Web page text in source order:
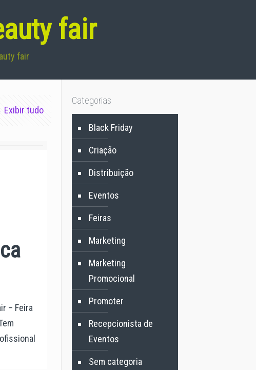
fair
fair
Exibir tudo
– Feira
Categorias
Black Friday
Criação
Distribuição
Eventos
Feiras
Marketing
Marketing
Promocional
Promoter
Recepcionista de
Eventos
Sem categoria